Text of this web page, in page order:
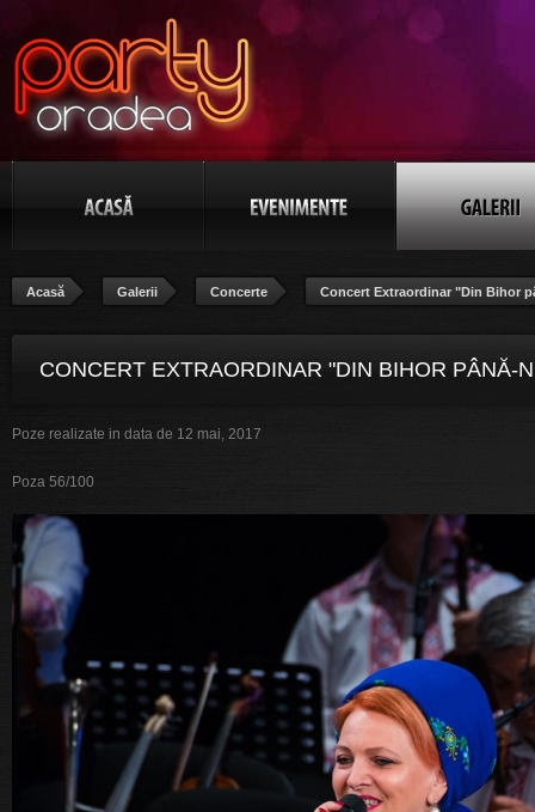
Acasă Galerii Concerte Concert Extraordinar "Din Bihor
CONCERT EXTRAORDINAR "DIN BIHOR PÂNĂ-N
Poze realizate in data de 12 mai, 2017
Poza 56/100